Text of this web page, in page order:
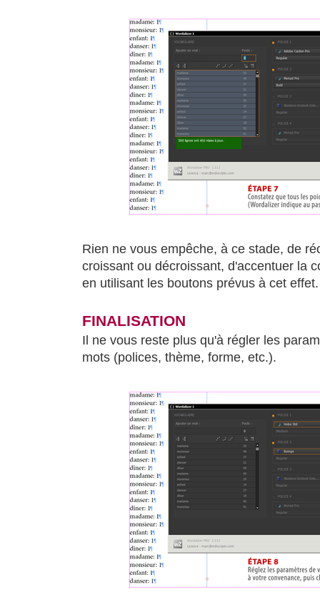
Rien ne vous empêche, à ce stade, de
croissant ou décroissant, d'accentuer la
en utilisant les boutons prévus à cet effet.
FINALISATION
Il ne vous reste plus qu'à régler les
mots (polices, thème, forme, etc.).